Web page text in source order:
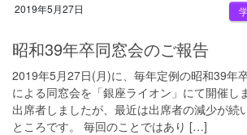
2019年5月27日
昭和39年卒同窓会のご報告
2019年5月27日(月)に、毎年定例の昭和39年
による同窓会を「銀座ライオン」にて開催し
出席者しましたが、最近は出席者の減少が続
ところです。 毎回のことではあり […]